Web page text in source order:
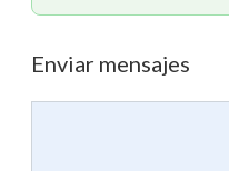
Enviar mensajes